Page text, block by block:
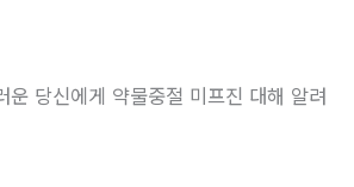
운 당신에게 약물중절 미프진 대해 알려